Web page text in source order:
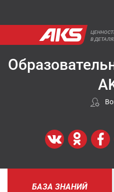
В
ВОЙТИ
Регистрация
БАЗА ЗНАНИЙ